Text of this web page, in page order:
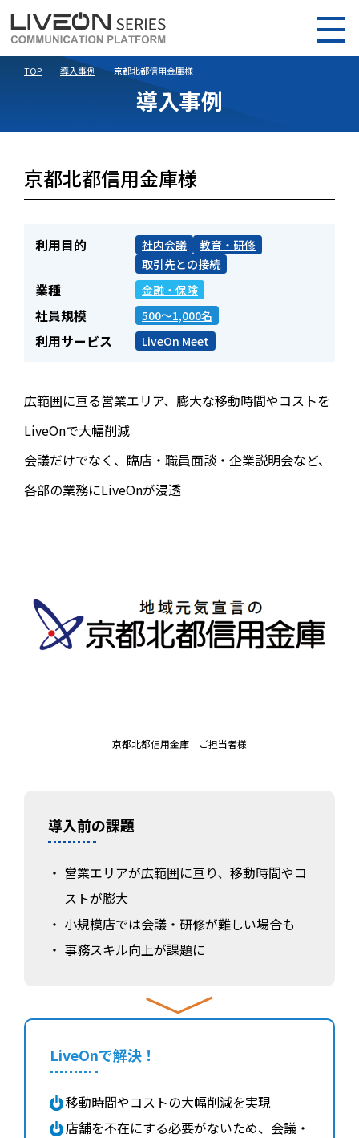
TOP 導入事例 京都北都信用金庫様
導入事例
京都北都信用金庫様
利用目的 社内会議
教育・研修
取引先との接続
業種 金融・保険
社員規模 500～1,000名
利用サービス LiveOn Meet
広範囲に亘る営業エリア、膨大な移動時間やコストを
LiveOnで大幅削減
会議だけでなく、臨店・職員面談・企業説明会など、
各部の業務にLiveOnが浸透
京都北都信用金庫 ご担当者様
導入前の課題
営業エリアが広範囲に亘り、移動時間やコ
ストが膨大
小規模店では会議・研修が難しい場合も
事務スキル向上が課題に
LiveOnで解決！
移動時間やコストの大幅削減を実現
店舗を不在にする必要がないため、会議・